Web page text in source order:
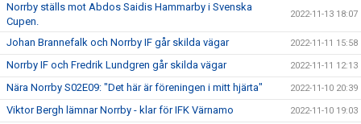
Norrby ställs mot Abdos Saidis Hammarby i Svenska
Cupen.
2022-11-13 18:07
Johan Brannefalk och Norrby IF går skilda vägar 2022-11-11 15:58
Norrby IF och Fredrik Lundgren går skilda vägar 2022-11-11 12:13
Nära Norrby S02E09: "Det här är föreningen i mitt hjärta" 2022-11-10 20:39
Viktor Bergh lämnar Norrby - klar för IFK Värnamo 2022-11-10 19:03